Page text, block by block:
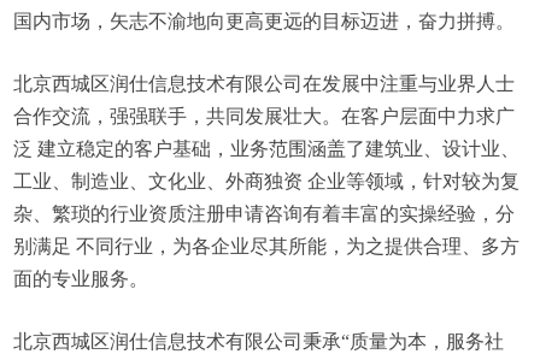
国内市场，矢志不渝地向更高更远的目标迈进，奋力拼搏。
北京西城区润仕信息技术有限公司在发展中注重与业界人士
合作交流，强强联手，共同发展壮大。在客户层面中力求广
泛 建立稳定的客户基础，业务范围涵盖了建筑业、设计业、
工业、制造业、文化业、外商独资 企业等领域，针对较为复
杂、繁琐的行业资质注册申请咨询有着丰富的实操经验，分
别满足 不同行业，为各企业尽其所能，为之提供合理、多方
面的专业服务。
北京西城区润仕信息技术有限公司秉承“质量为本，服务社